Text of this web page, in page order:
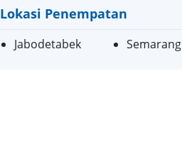
Lokasi Penempatan
Jabodetabek Semarang